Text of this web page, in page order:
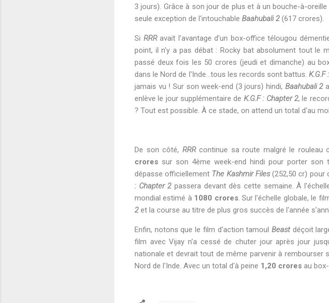
3 jours). Grâce à son jour de plus et à un bouche-à-
seule exception de l'intouchable Baahubali 2 (617 crores).
Si RRRavait l'avantage d'un box-office télougou
point, il n'y a pas débat : Rocky bat absolument tout le
passé deux fois les 50 crores (jeudi et dimanche) au
dans le Nord de l'Inde...tous les records sont battus.K.G.F
jamais vu ! Sur son week-end (3 jours) hindi, Baahubali 2
enlève le jour supplémentaire de K.G.F : Chapter 2, le
? Tout est possible. À ce stade, on attend un total d'au
De son côté, RRRcontinue sa route malgré le rouleau
crores sur son 4ème week-end hindi pour porter son
dépasse officiellement The Kashmir Files(252,50 cr) pour
: Chapter 2 passera devant dès cette semaine. À
mondial estimé à 1080 crores. Sur l'échelle globale, le
2 et la course au titre de plus gros succès de l'année
Enfin, notons que le film d'action tamoul Beastdéçoit
film avec Vijay n'a cessé de chuter jour après jour
nationale et devrait tout de même parvenir à rembourser
Nord de l'Inde. Avec un total d'à peine 1,20 crores au